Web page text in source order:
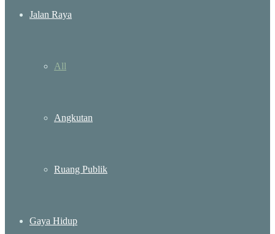
Jalan Raya
All
Angkutan
Ruang Publik
Gaya Hidup